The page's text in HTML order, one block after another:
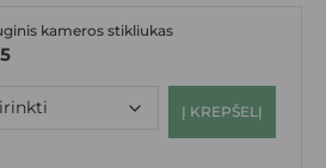
kameros stikliukas
Į KREPŠELĮ